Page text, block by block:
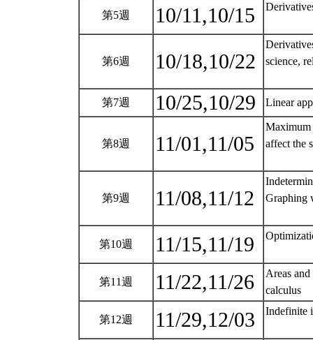
第5週 10/11,10/15
第6週 10/18,10/22
science,
第7週 10/25,10/29 Linear
第8週 11/01,11/05
Maximum
affect the
第9週 11/08,11/12
Graphing
第10週 11/15,11/19
第11週 11/22,11/26
Areas
calculus
第12週 11/29,12/03 Indefinite